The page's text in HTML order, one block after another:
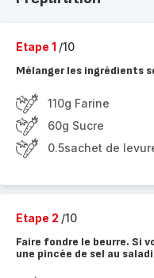
Etape 1 /10
Mélanger les ingrédients
110g Farine
60g Sucre
0.5sachet de
Etape 2 /10
Faire fondre le beurre. Si
une pincée de sel au